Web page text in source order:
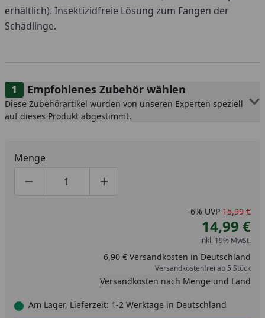
erhältlich). Insektizidfreie Lösung zum Fangen der
Schädlinge.
Empfohlenes Zubehör wählen
Diese Zubehörartikel wurden von unseren Experten speziell
auf dieses Produkt abgestimmt.
Menge
Produktmenge um eins verringern
Produktmenge manuell eingeben
Produktmenge um eins erhöhen
-6% UVP 15,99 €
14,99 €
inkl. 19% MwSt.
6,90 € Versandkosten in Deutschland
Versandkostenfrei ab 5 Stück
Versandkosten nach Menge und Land
Am Lager, Lieferzeit: 1-2 Werktage in Deutschland